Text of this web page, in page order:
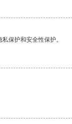
保护和安全性保护。